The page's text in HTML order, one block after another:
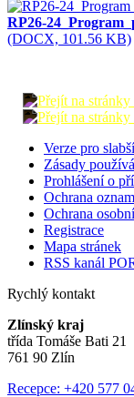
RP26-
(DOCX, 101.56 KB)
Verze pro
Zásady
Prohlášení o
Ochrana
Ochrana
Registrace
Mapa stránek
RSS kanál
Rychlý kontakt
Zlínský kraj
třída Tomáše Bati 21
761 90 Zlín
Recepce: +420 577